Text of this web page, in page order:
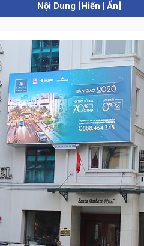
Nội Dung [Hiển | Ẩn]